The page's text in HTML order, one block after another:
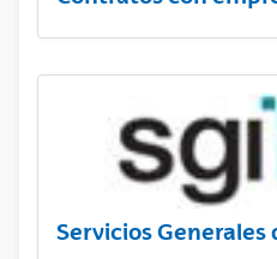
Servicios Generales